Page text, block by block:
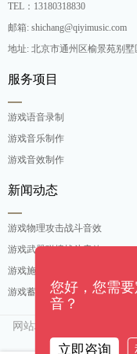
TEL：13180318830
邮箱: shichang@qiyimusic.com
地址: 北京市通州区榆景苑别墅
服务项目
游戏语音录制
游戏音乐制作
游戏音效制作
新闻动态
游戏物理攻击战斗音效
游戏武器碰撞战斗音效
游戏施法吟唱战斗音效
游戏蓄力攻击战斗音效
网站地图
您好，您需
音？
立即咨询